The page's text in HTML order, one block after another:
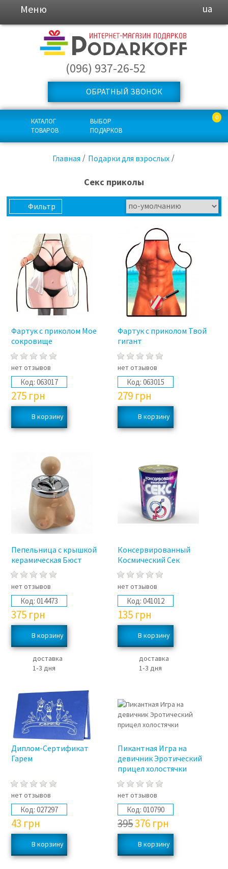
Меню ua
(096) 937-26-52
ОБРАТНЫЙ ЗВОНОК
КАТАЛОГ
ТОВАРОВ
ВЫБОР
ПОДАРКОВ
0
Главная Подарки для взрослых
Секс приколы
Фильтр
Фартук с приколом Мое
сокровище
нет отзывов
Код: 063017
275 грн
Фартук с приколом Твой
гигант
нет отзывов
Код: 063015
279 грн
Пепельница с крышкой
керамическая Бюст
нет отзывов
Код: 014473
375 грн
доставка
1‑3 дня
Консервированный
Космический Сек
нет отзывов
Код: 041012
135 грн
доставка
1‑3 дня
Диплом-Сертификат
Гарем
нет отзывов
Код: 027297
43 грн
Пикантная Игра на
девичник Эротический
прицел холостячки
нет отзывов
Код: 010790
395376 грн